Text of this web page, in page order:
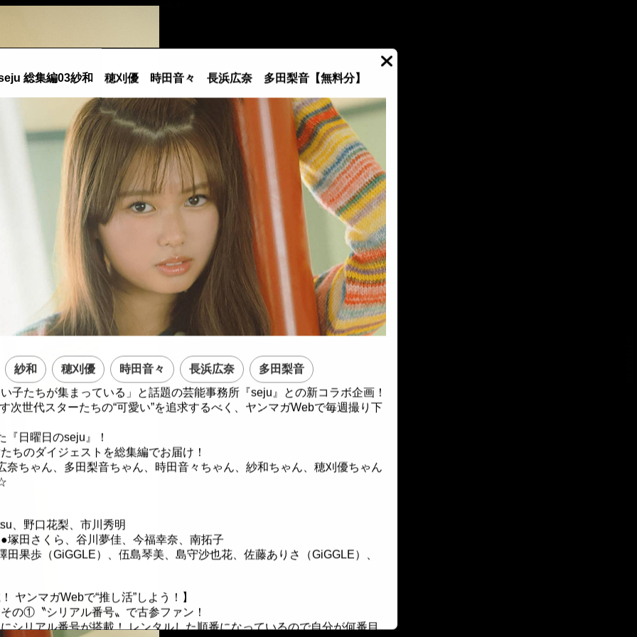
総集編03紗和 穂刈優 時田音々 長浜広奈 多田梨音【無料分】
紗和 穂刈優 時田音々 長浜広奈
多田梨音
子たちが集まっている」と話題の芸能事務所『seju』との新コラボ企画！
次世代スターたちの“可愛い”を追求するべく、ヤンマガWebで毎週撮り下
『日曜日のseju』！
ちのダイジェストを総集編でお届け！
奈ちゃん、多田梨音ちゃん、時田音々ちゃん、紗和ちゃん、穂刈優ちゃん
、野口花梨、市川秀明
塚田さくら、谷川夢佳、今福幸奈、南拓子
田果歩（GiGGLE）、伍島琴美、島守沙也花、佐藤ありさ（GiGGLE）、
ヤンマガWebで“推し活”しよう！】
の①〝シリアル番号〟で古参ファン！
シリアル番号が搭載！ レンタルした順番になっているので自分が何番目
::fzkqzrz.oi